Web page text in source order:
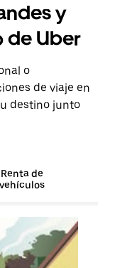
y
de Uber
o
de viaje en
destino junto
Renta de
vehículos